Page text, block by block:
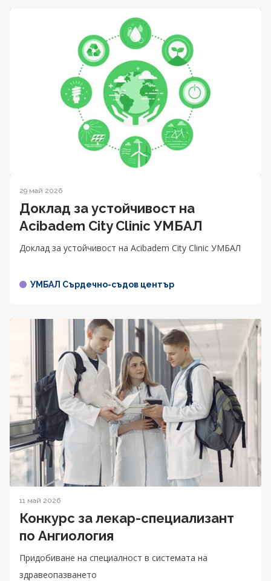
29 май 2026
Доклад за устойчивост на
Acibadem City Clinic УМБАЛ
Доклад за устойчивост на Acibadem City Clinic УМБАЛ
УМБАЛ Сърдечно-съдов център
11 май 2026
Конкурс за лекар-специализант
по Ангиология
Придобиване на специалност в системата на
здравеопазването